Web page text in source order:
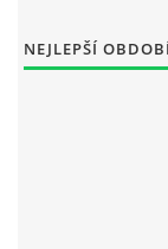
NEJLEPŠÍ